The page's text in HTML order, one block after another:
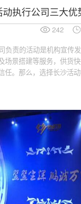
动执行公司三大优
242
负责的活动是机构宣传
场景搭建等服务，供货
任。那么，选择长沙活